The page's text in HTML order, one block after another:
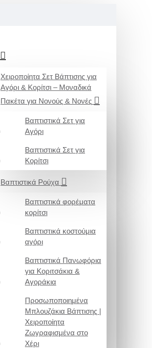
Χειροποίητα Σετ Βάπτισης για
Αγόρι & Κορίτσι – Μοναδικά
Πακέτα για Νονούς & Νονές
Βαπτιστικά Σετ για
Αγόρι
Βαπτιστικά Σετ για
Κορίτσι
Βαπτιστικά Ρούχα
Βαπτιστικά φορέματα
κορίτσι
Βαπτιστικά κοστούμια
αγόρι
Βαπτιστικά Πανωφόρια
για Κοριτσάκια &
Αγοράκια
Προσωποποιημένα
Μπλουζάκια Βάπτισης |
Χειροποίητα
Ζωγραφισμένα στο
Χέρι